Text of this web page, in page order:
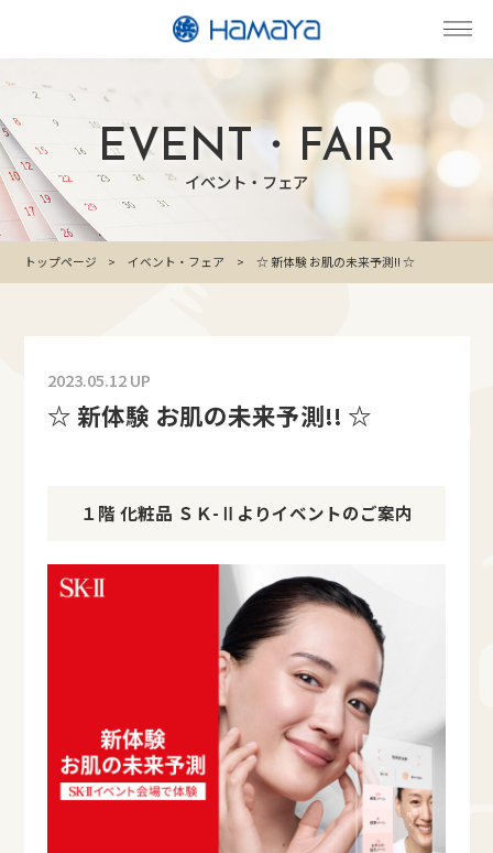
EVENT・FAIR
イベント・フェア
トップページ イベント・フェア ☆ 新体験 お肌の未来予測!! ☆
2023.05.12 UP
☆ 新体験 お肌の未来予測!! ☆
１階 化粧品 ＳＫ-Ⅱよりイベントのご案内